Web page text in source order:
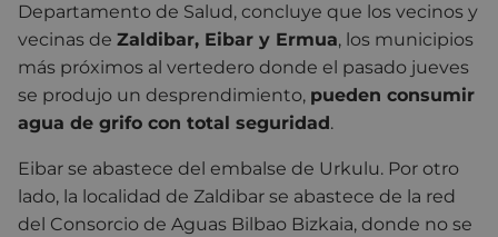
Departamento de Salud, concluye que los vecinos y
vecinas de Zaldibar, Eibar y Ermua, los municipios
más próximos al vertedero donde el pasado jueves
se produjo un desprendimiento, pueden consumir
agua de grifo con total seguridad .
Eibar se abastece del embalse de Urkulu. Por otro
lado, la localidad de Zaldibar se abastece de la red
del Consorcio de Aguas Bilbao Bizkaia, donde no se